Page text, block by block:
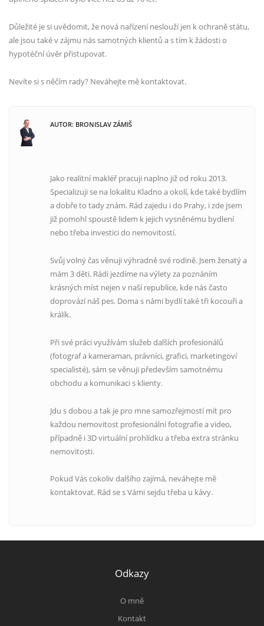
Důležité je si uvědomit, že nová nařízení neslouží jen k ochraně státu,
ale jsou také v zájmu nás samotných klientů a s tím k žádosti o
hypotéční úvěr přistupovat.
Nevíte si s něčím rady? Neváhejte mě kontaktovat.
AUTOR: BRONISLAV ZÁMIŠ
Jako realitní makléř pracuji naplno již od roku 2013.
Specializuji se na lokalitu Kladno a okolí, kde také bydlím
a dobře to tady znám. Rád zajedu i do Prahy, i zde jsem
již pomohl spoustě lidem k jejich vysněnému bydlení
nebo třeba investici do nemovitostí.
Svůj volný čas věnuji výhradně své rodině. Jsem ženatý a
mám 3 děti. Rádi jezdíme na výlety za poznáním
krásných míst nejen v naší republice, kde nás často
doprovází náš pes. Doma s námi bydlí také tři kocouři a
králík.
Při své práci využívám služeb dalších profesionálů
(fotograf a kameraman, právníci, grafici, marketingoví
specialisté), sám se věnuji především samotnému
obchodu a komunikaci s klienty.
Jdu s dobou a tak je pro mne samozřejmostí mít pro
každou nemovitost profesionální fotografie a video,
případně i 3D virtuální prohlídku a třeba extra stránku
nemovitosti.
Pokud Vás cokoliv dalšího zajímá, neváhejte mě
kontaktovat. Rád se s Vámi sejdu třeba u kávy.
Odkazy
O mně
Kontakt